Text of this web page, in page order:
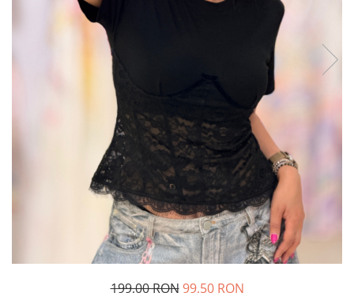
Costume de baie
199,00 RON 99,50 RON